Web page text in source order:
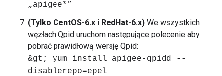
„apigee*”
(Tylko CentOS-6.x i RedHat-6.x) We wszystkich
węzłach Qpid uruchom następujące polecenie aby
pobrać prawidłową wersję Qpid:
&gt; yum install apigee-qpidd --
disablerepo=epel